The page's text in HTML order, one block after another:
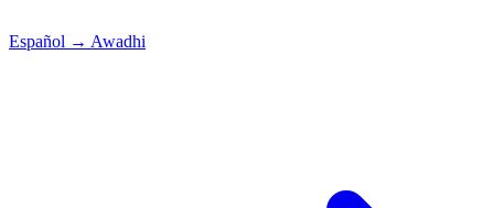
Español → Awadhi